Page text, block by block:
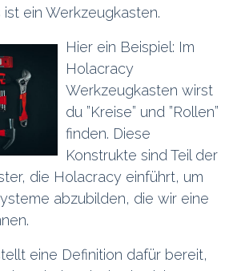
ein Werkzeugkasten.
Hier ein Beispiel: Im
Holacracy
Werkzeugkasten wirst
du ”Kreise” und ”Rollen”
finden. Diese
Konstrukte sind Teil der
die Holacracy einführt, um
abzubilden, die wir eine
eine Definition dafür bereit,